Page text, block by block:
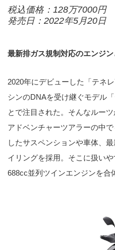
税込価格：128万7000円
発売日：2022年5月20日
最新排ガス規制対応のエンジ
2020年にデビューした「テネ
シンのDNAを受け継ぐモデル
とで注目された。そんなルー
アドベンチャーツアラーの中
したサスペンションや車体、
イリングを採用。そこに扱い
688cc並列ツインエンジンを合